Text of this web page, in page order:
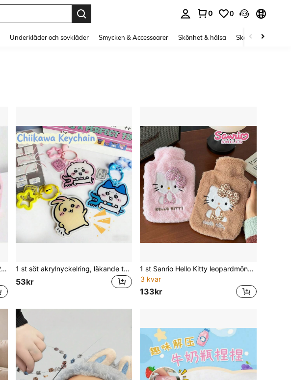
0 0
Underkläder och sovkläder Smycken & Accessoarer Skönhet & hälsa Skor Curve
17 cm bekväm rosa tältbädd 1:a/2:a/3:e generationens glaserad figur plyschdocka, söt tältbäddsdekoration, liten hundhängande tillbehör för LABUBU
1 st söt akrylnyckelring, läkande tecknad hängsmycke med klocka och stjärnformad ring, livfull och lekfull design, transparent och tjock textur, kan hängas på ryggsäckar och nycklar. Lämplig som födelsedagspartytillbehör, nyårspresent, Alla hjärtans dag-present, Halloween-present, julklapp, påskpresent och daglig outfitaccessoar, söt och mångsidig, flera söta stilar tillgängliga. (Slumpmässig stil)
53kr
1 st Sanrio Hello Kitty leopardmönstrad varmvattenflaska, tjockt innerfoder, 1000 ml kapacitet, hand- och fotvärmare, högt estetiskt värde, oumbärlig vintergåva, julklapp
3 kvar
133kr